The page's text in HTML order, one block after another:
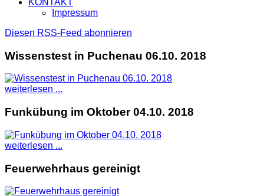
KONTAKT
Impressum
Diesen RSS-Feed abonnieren
Wissenstest in Puchenau 06.10. 2018
weiterlesen ...
Funkübung im Oktober 04.10. 2018
weiterlesen ...
Feuerwehrhaus gereinigt